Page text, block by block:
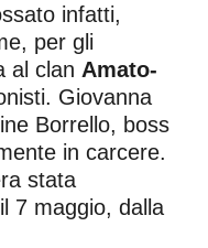
infatti,
per gli
al clan Amato-
Giovanna
Borrello, boss
in carcere.
stata
7 maggio, dalla